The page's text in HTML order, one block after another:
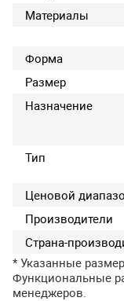
Материалы
Форма
Размер
Назначение
Тип
Ценовой
Производители
Страна-
* Указанные
Функциональные
менеджеров.